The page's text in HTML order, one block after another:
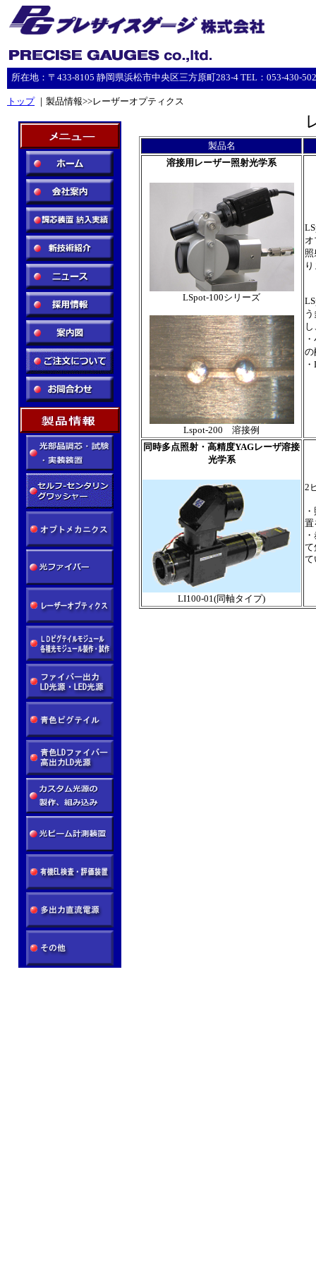
製品名
溶接用レーザー照射光学系
LSpot-100シリーズ
Lspot-200 溶接例
の
同時多点照射・高精度YAGレーザ溶接
光学系
LI100-01(同軸タイプ)
2
置
て
て
所在地：〒433-8105 静岡県浜松市中央区三方原町283-4 TEL：053-430-
トップ｜製品情報>>レーザーオプティクス